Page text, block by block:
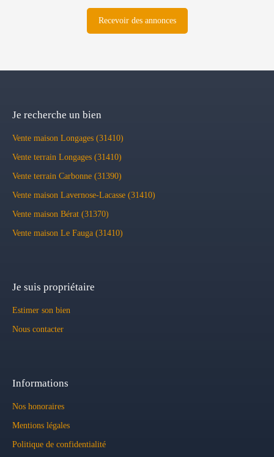
Recevoir des annonces
Je recherche un bien
Vente maison Longages (31410)
Vente terrain Longages (31410)
Vente terrain Carbonne (31390)
Vente maison Lavernose-Lacasse (31410)
Vente maison Bérat (31370)
Vente maison Le Fauga (31410)
Je suis propriétaire
Estimer son bien
Nous contacter
Informations
Nos honoraires
Mentions légales
Politique de confidentialité